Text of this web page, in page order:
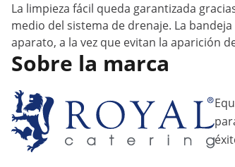
La limpieza fácil queda garantizada
medio del sistema de drenaje. La
aparato, a la vez que evitan la aparición
Sobre la marca